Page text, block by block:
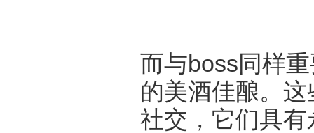
而与boss同样
的美酒佳酿。
社交，它们具